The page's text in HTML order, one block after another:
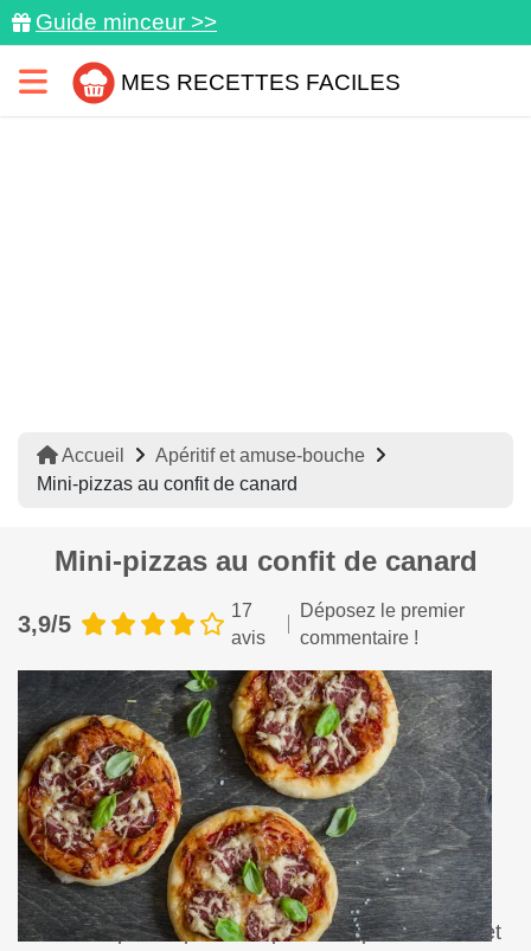
Guide minceur >>
MES RECETTES FACILES
Accueil
Apéritif et amuse-bouche
Mini-pizzas au confit de canard
Mini-pizzas au confit de canard
3,9/5
17
avis
Déposez le premier
commentaire !
Des mini-pizzas parfaites pour un apéritif chaud et